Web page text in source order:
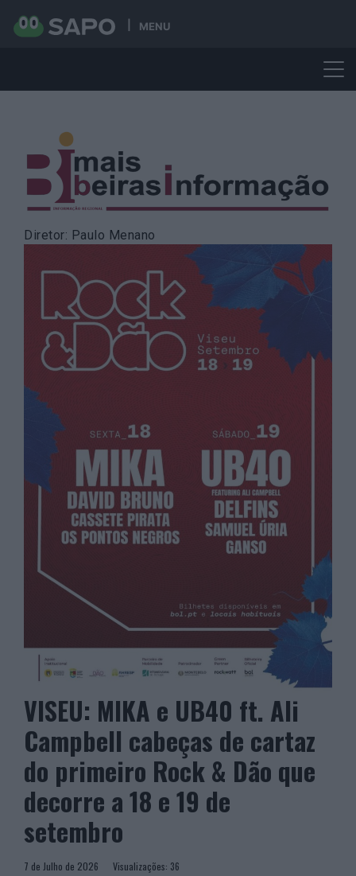
MENU
content
Diretor: Paulo Menano
VISEU: MIKA e UB40 ft. Ali
Campbell cabeças de cartaz
do primeiro Rock & Dão que
decorre a 18 e 19 de
setembro
7 de Julho de 2026 Visualizações: 36